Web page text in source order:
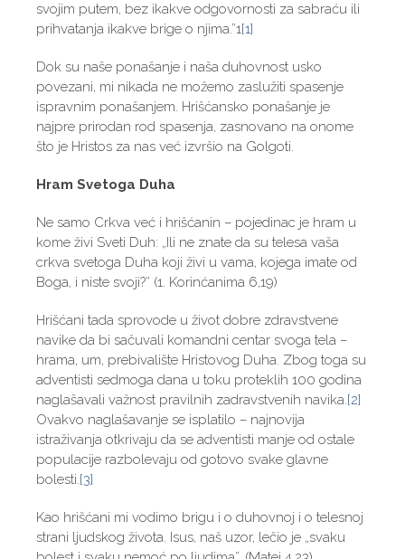
svojim putem, bez ikakve odgovornosti za sabraću ili
prihvatanja ikakve brige o njima.”1[1]
Dok su naše ponašanje i naša duhovnost usko
povezani, mi nikada ne možemo zaslužiti spasenje
ispravnim ponašanjem. Hrišćansko ponašanje je
najpre prirodan rod spasenja, zasnovano na onome
što je Hristos za nas već izvršio na Golgoti.
Hram Svetoga Duha
Ne samo Crkva već i hrišćanin – pojedinac je hram u
kome živi Sveti Duh: „Ili ne znate da su telesa vaša
crkva svetoga Duha koji živi u vama, kojega imate od
Boga, i niste svoji?” (1. Korinćanima 6,19)
Hrišćani tada sprovode u život dobre zdravstvene
navike da bi sačuvali komandni centar svoga tela –
hrama, um, prebivalište Hristovog Duha. Zbog toga su
adventisti sedmoga dana u toku proteklih 100 godina
naglašavali važnost pravilnih zadravstvenih navika.[2]
Ovakvo naglašavanje se isplatilo – najnovija
istraživanja otkrivaju da se adventisti manje od ostale
populacije razbolevaju od gotovo svake glavne
bolesti.[3]
Kao hrišćani mi vodimo brigu i o duhovnoj i o telesnoj
strani ljudskog života. Isus, naš uzor, lečio je „svaku